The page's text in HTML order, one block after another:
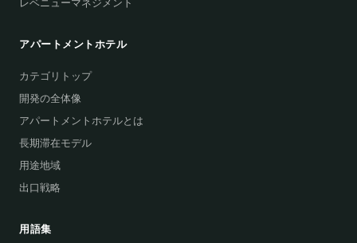
レベニューマネジメント
アパートメントホテル
カテゴリトップ
開発の全体像
アパートメントホテルとは
長期滞在モデル
用途地域
出口戦略
用語集